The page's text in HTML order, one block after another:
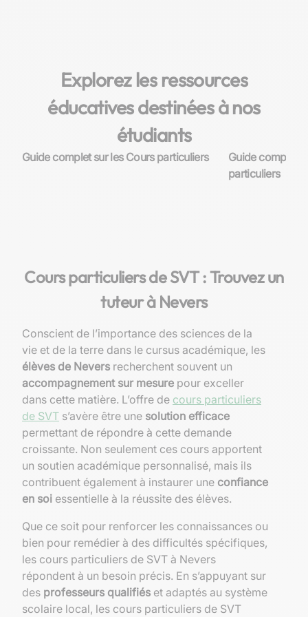
Explorez les ressources
éducatives destinées à nos
étudiants
Guide complet sur les Cours particuliers
Guide complet
particuliers
Cours particuliers de SVT : Trouvez un
tuteur à Nevers
Conscient de l’importance des sciences de la
vie et de la terre dans le cursus académique, les
élèves de Nevers recherchent souvent un
accompagnement sur mesure pour exceller
dans cette matière. L’offre de cours particuliers
de SVT s’avère être une solution efficace
permettant de répondre à cette demande
croissante. Non seulement ces cours apportent
un soutien académique personnalisé, mais ils
contribuent également à instaurer une confiance
en soi essentielle à la réussite des élèves.
Que ce soit pour renforcer les connaissances ou
bien pour remédier à des difficultés spécifiques,
les cours particuliers de SVT à Nevers
répondent à un besoin précis. En s’appuyant sur
des professeurs qualifiés et adaptés au système
scolaire local, les cours particuliers de SVT